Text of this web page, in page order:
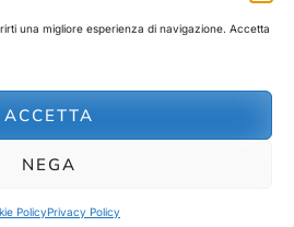
una migliore esperienza di navigazione. Accetta
ACCETTA
NEGA
PolicyPrivacy Policy
abbonamenti@gdodata.it
Edizioni srl - P.Iva: 03044390353